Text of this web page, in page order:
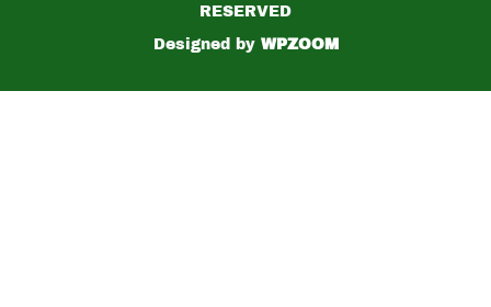
RESERVED
Designed by WPZOOM